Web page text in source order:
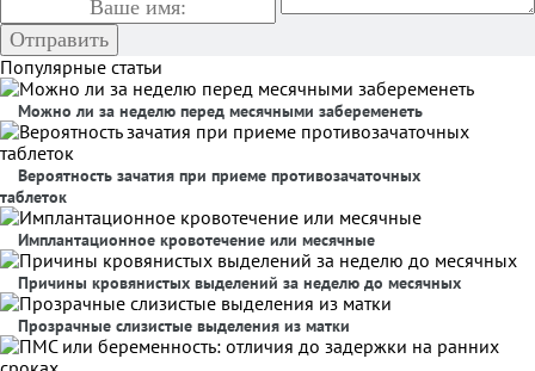
Популярные статьи
Можно ли за неделю перед месячными забеременеть
Вероятность зачатия при приеме противозачаточных
таблеток
Имплантационное кровотечение или месячные
Причины кровянистых выделений за неделю до месячных
Прозрачные слизистые выделения из матки